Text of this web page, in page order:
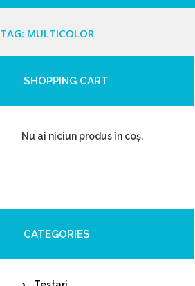
TAG: MULTICOLOR
SHOPPING CART
Nu ai niciun produs în coș.
CATEGORIES